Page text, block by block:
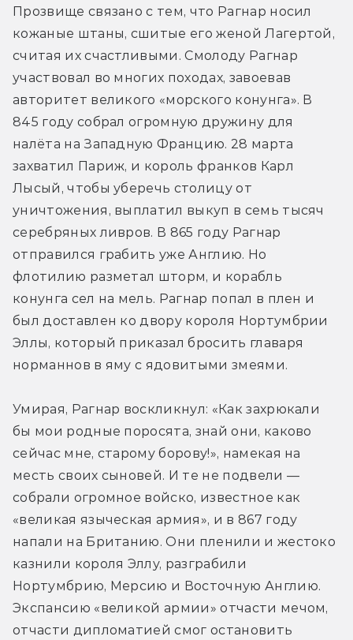
Прозвище связано с тем, что Рагнар носил
кожаные штаны, сшитые его женой Лагертой,
считая их счастливыми. Смолоду Рагнар
участвовал во многих походах, завоевав
авторитет великого «морского конунга». В
845 году собрал огромную дружину для
налёта на Западную Францию. 28 марта
захватил Париж, и король франков Карл
Лысый, чтобы уберечь столицу от
уничтожения, выплатил выкуп в семь тысяч
серебряных ливров. В 865 году Рагнар
отправился грабить уже Англию. Но
флотилию разметал шторм, и корабль
конунга сел на мель. Рагнар попал в плен и
был доставлен ко двору короля Нортумбрии
Эллы, который приказал бросить главаря
норманнов в яму с ядовитыми змеями.
Умирая, Рагнар воскликнул: «Как захрюкали
бы мои родные поросята, знай они, каково
сейчас мне, старому борову!», намекая на
месть своих сыновей. И те не подвели —
собрали огромное войско, известное как
«великая языческая армия», и в 867 году
напали на Британию. Они пленили и жестоко
казнили короля Эллу, разграбили
Нортумбрию, Мерсию и Восточную Англию.
Экспансию «великой армии» отчасти мечом,
отчасти дипломатией смог остановить